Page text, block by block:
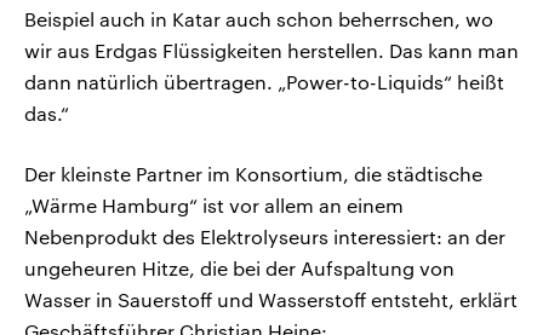
Beispiel auch in Katar auch schon beherrschen, wo
wir aus Erdgas Flüssigkeiten herstellen. Das kann man
dann natürlich übertragen. „Power-to-Liquids“ heißt
das.“
Der kleinste Partner im Konsortium, die städtische
„Wärme Hamburg“ ist vor allem an einem
Nebenprodukt des Elektrolyseurs interessiert: an der
ungeheuren Hitze, die bei der Aufspaltung von
Wasser in Sauerstoff und Wasserstoff entsteht, erklärt